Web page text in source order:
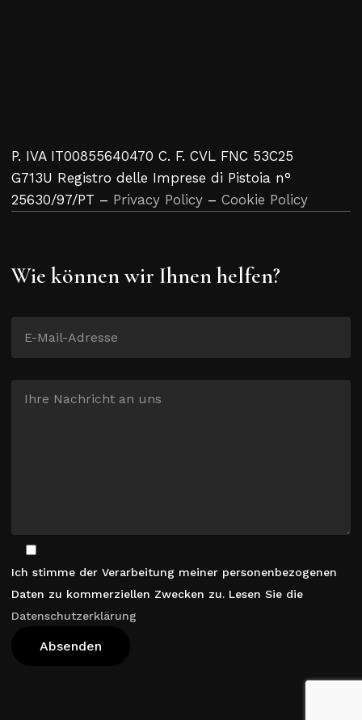
P. IVA IT00855640470 C. F. CVL FNC 53C25
G713U Registro delle Imprese di Pistoia n°
25630/97/PT – Privacy Policy – Cookie Policy
Wie können wir Ihnen helfen?
Ich stimme der Verarbeitung meiner personenbezogenen
Daten zu kommerziellen Zwecken zu. Lesen Sie die
Datenschutzerklärung